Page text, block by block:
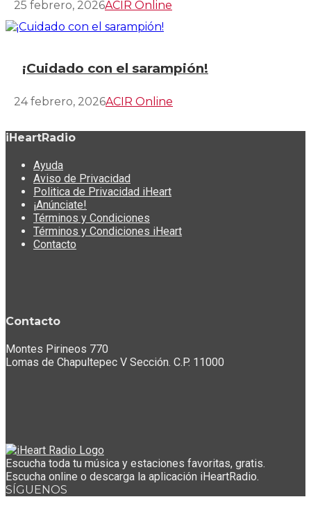
25 febrero, 2026ACIR Online
¡Cuidado con el sarampión!
24 febrero, 2026ACIR Online
iHeartRadio
Ayuda
Aviso de Privacidad
Politica de Privacidad iHeart
¡Anúnciate!
Términos y Condiciones
Términos y Condiciones iHeart
Contacto
Contacto
Montes Pirineos 770
Lomas de Chapultepec V Sección. C.P. 11000
Escucha toda tu música y estaciones favoritas, gratis.
Escucha online o descarga la aplicación iHeartRadio.
SÍGUENOS